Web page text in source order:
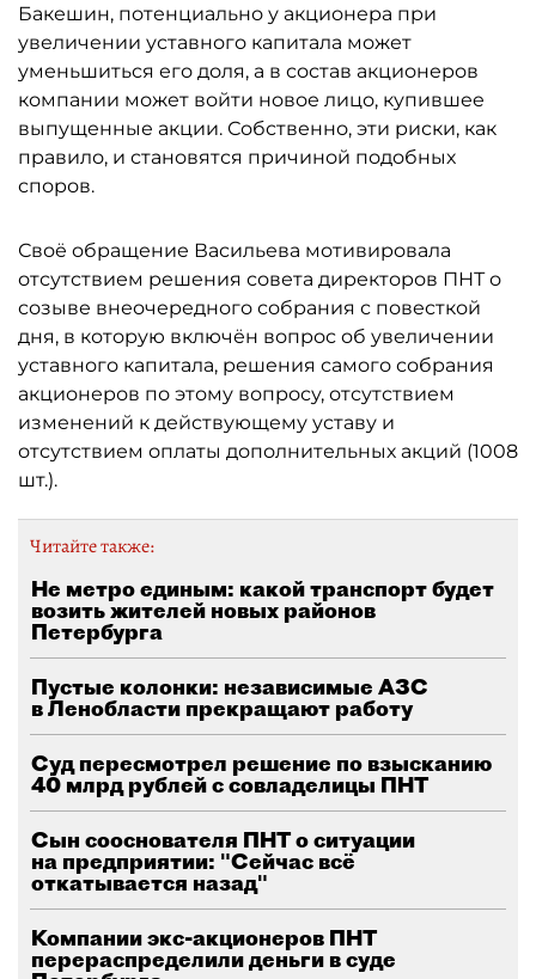
Бакешин, потенциально у акционера при
увеличении уставного капитала может
уменьшиться его доля, а в состав акционеров
компании может войти новое лицо, купившее
выпущенные акции. Собственно, эти риски, как
правило, и становятся причиной подобных
споров.
Своё обращение Васильева мотивировала
отсутствием решения совета директоров ПНТ о
созыве внеочередного собрания с повесткой
дня, в которую включён вопрос об увеличении
уставного капитала, решения самого собрания
акционеров по этому вопросу, отсутствием
изменений к действующему уставу и
отсутствием оплаты дополнительных акций (1008
шт.).
Читайте также:
Не метро единым: какой транспорт будет
возить жителей новых районов
Петербурга
Пустые колонки: независимые АЗС
в Ленобласти прекращают работу
Суд пересмотрел решение по взысканию
40 млрд рублей с совладелицы ПНТ
Сын сооснователя ПНТ о ситуации
на предприятии: "Сейчас всё
откатывается назад"
Компании экс-акционеров ПНТ
перераспределили деньги в суде